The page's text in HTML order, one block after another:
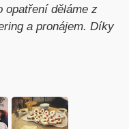
opatření děláme z
a pronájem. Díky